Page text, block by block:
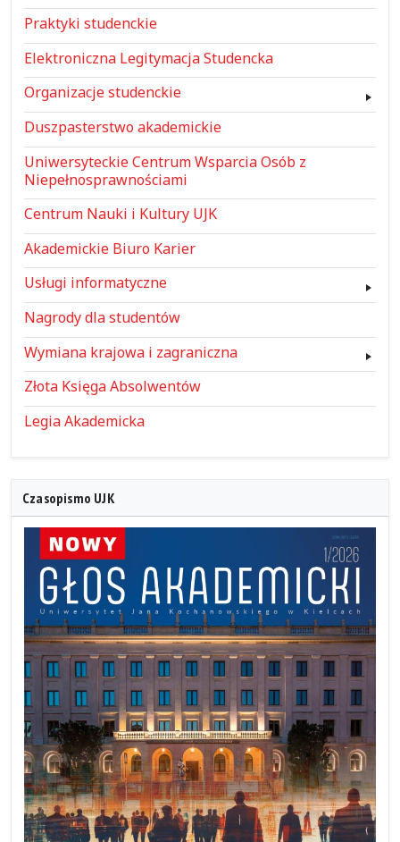
Praktyki studenckie
Elektroniczna Legitymacja Studencka
Organizacje studenckie
Duszpasterstwo akademickie
Uniwersyteckie Centrum Wsparcia Osób z
Niepełnosprawnościami
Centrum Nauki i Kultury UJK
Akademickie Biuro Karier
Usługi informatyczne
Nagrody dla studentów
Wymiana krajowa i zagraniczna
Złota Księga Absolwentów
Legia Akademicka
Czasopismo UJK